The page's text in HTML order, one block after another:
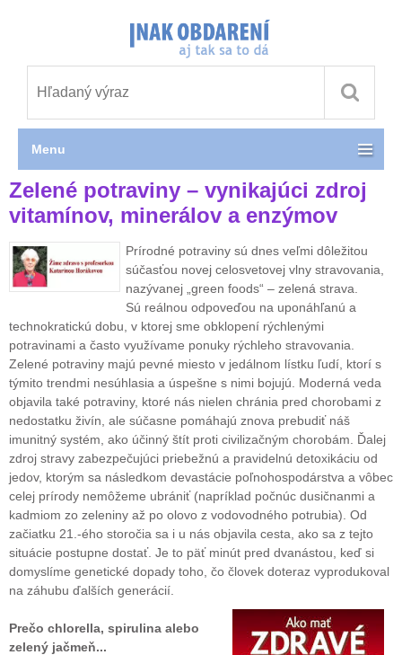
Zelené potraviny – vynikajúci zdroj
vitamínov, minerálov a enzýmov
Prírodné potraviny sú dnes veľmi dôležitou
súčasťou novej celosvetovej vlny stravovania,
nazývanej „green foods“ – zelená strava.
Sú reálnou odpoveďou na uponáhľanú a
technokratickú dobu, v ktorej sme obklopení rýchlenými
potravinami a často využívame ponuky rýchleho stravovania.
Zelené potraviny majú pevné miesto v jedálnom lístku ľudí, ktorí s
týmito trendmi nesúhlasia a úspešne s nimi bojujú. Moderná veda
objavila také potraviny, ktoré nás nielen chránia pred chorobami z
nedostatku živín, ale súčasne pomáhajú znova prebudiť náš
imunitný systém, ako účinný štít proti civilizačným chorobám. Ďalej
zdroj stravy zabezpečujúci priebežnú a pravidelnú detoxikáciu od
jedov, ktorým sa následkom devastácie poľnohospodárstva a vôbec
celej prírody nemôžeme ubrániť (napríklad počnúc dusičnanmi a
kadmiom zo zeleniny až po olovo z vodovodného potrubia). Od
začiatku 21.-ého storočia sa i u nás objavila cesta, ako sa z tejto
situácie postupne dostať. Je to päť minút pred dvanástou, keď si
domyslíme genetické dopady toho, čo človek doteraz vyprodukoval
na záhubu ďalších generácií.
Prečo chlorella, spirulina alebo
zelený jačmeň...
Menu